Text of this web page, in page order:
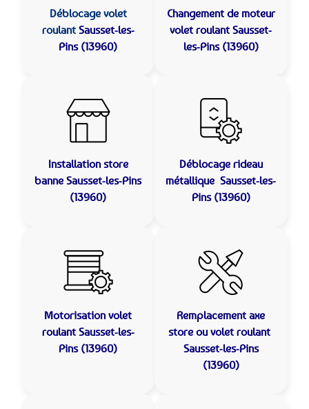
Déblocage volet
roulant Sausset-les-
Pins (13960)
Changement de moteur
volet roulant Sausset-
les-Pins (13960)
Installation store
banneSausset-les-Pins
(13960)
Déblocage rideau
métalliqueSausset-les-
Pins (13960)
Motorisation volet
roulant Sausset-les-
Pins (13960)
Remplacement axe
store ou volet roulant
Sausset-les-Pins
(13960)